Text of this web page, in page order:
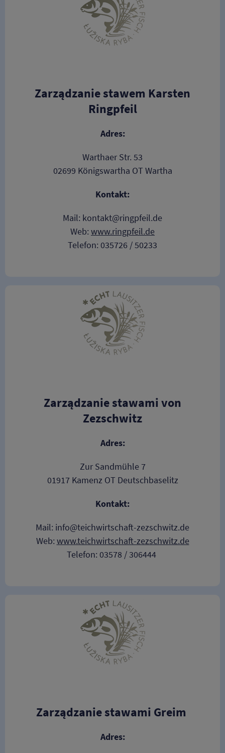
Zarządzanie stawem Karsten
Ringpfeil
Adres:
Warthaer Str. 53
02699 Königswartha OT Wartha
Kontakt:
Mail: kontakt@ringpfeil.de
Web: www.ringpfeil.de
Telefon: 035726 / 50233
Zarządzanie stawami von
Zezschwitz
Adres:
Zur Sandmühle 7
01917 Kamenz OT Deutschbaselitz
Kontakt:
Mail: info@teichwirtschaft-zezschwitz.de
Web: www.teichwirtschaft-zezschwitz.de
Telefon: 03578 / 306444
Zarządzanie stawami Greim
Adres: